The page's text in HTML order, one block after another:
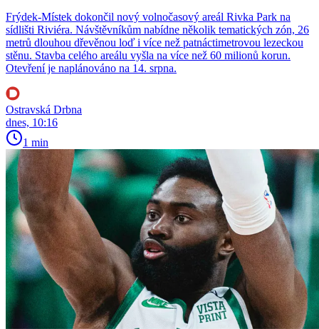
Frýdek-Místek dokončil nový volnočasový areál Rivka Park na
sídlišti Riviéra. Návštěvníkům nabídne několik tematických zón, 26
metrů dlouhou dřevěnou loď i více než patnáctimetrovou lezeckou
stěnu. Stavba celého areálu vyšla na více než 60 milionů korun.
Otevření je naplánováno na 14. srpna.
Ostravská Drbna
dnes, 10:16
1 min